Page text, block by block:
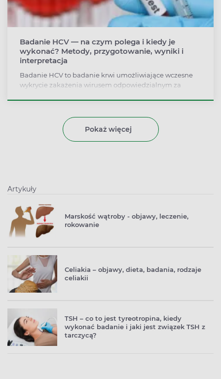
Badanie HCV — na czym polega i kiedy je
wykonać? Metody, przygotowanie, wyniki i
interpretacja
Badanie HCV to badanie krwi umożliwiające wczesne
wykrycie zakażenia wirusem odpowiedzialnym za
takich jak marskość czy nowotwór wątroby. Na czym
polega badanie HCV? Kto powinien je wykonać i co
może wpłynąć na uzyskanie fałszywego wyniku?
Pokaż więcej
Artykuły
Marskość wątroby - objawy, leczenie,
rokowanie
Celiakia – objawy, dieta, badania, rodzaje
celiakii
TSH – co to jest tyreotropina, kiedy
wykonać badanie i jaki jest związek TSH z
tarczycą?